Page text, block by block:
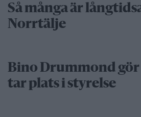
Så många är
Norrtälje
Bino Drummond gör
tar plats i styrelse